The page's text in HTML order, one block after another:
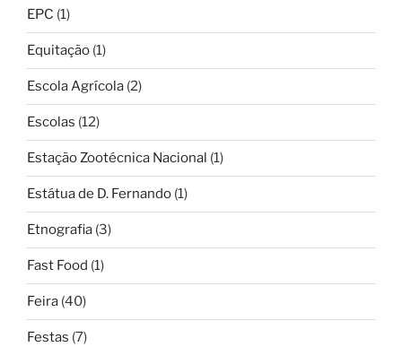
EPC (1)
Equitação (1)
Escola Agrícola (2)
Escolas (12)
Estação Zootécnica Nacional (1)
Estátua de D. Fernando (1)
Etnografia (3)
Fast Food (1)
Feira (40)
Festas (7)